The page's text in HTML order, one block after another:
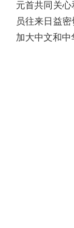
元首共同关
员往来日益
加大中文和中